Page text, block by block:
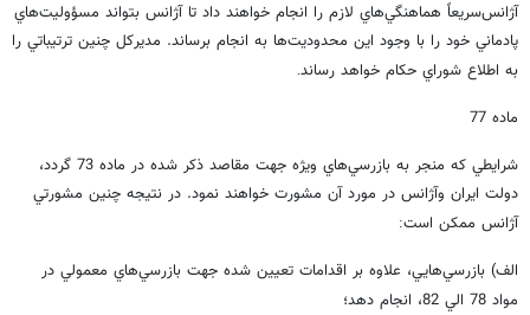
آژانس‌سريعاً هماهنگي‌هاي لازم را انجام خواهند داد تا آژانس بتواند مسؤوليت‌هاي
پادماني خود را با وجود اين محدوديت‌ها به انجام برساند. مديركل چنين ترتيباتي را
به اطلاع شوراي حكام خواهد رساند.
ماده 77
شرايطي كه منجر به بازرسي‌هاي ويژه جهت مقاصد ذكر شده در ماده 73 گردد،
دولت ايران وآژانس در مورد آن مشورت خواهند نمود. در نتيجه چنين مشورتي
آژانس ممكن است:
الف) بازرسي‌هايي، علاوه بر اقدامات تعيين شده جهت بازرسي‌هاي معمولي در
مواد 78 الي 82، انجام دهد؛